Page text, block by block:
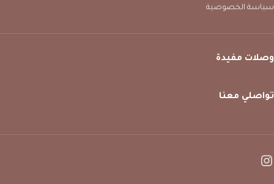
سياسة الخصوصية
وصلات مفيدة
تواصلي معنا